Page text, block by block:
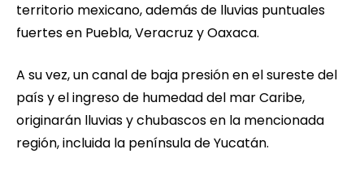
territorio mexicano, además de lluvias puntuales
fuertes en Puebla, Veracruz y Oaxaca.
A su vez, un canal de baja presión en el sureste del
país y el ingreso de humedad del mar Caribe,
originarán lluvias y chubascos en la mencionada
región, incluida la península de Yucatán.